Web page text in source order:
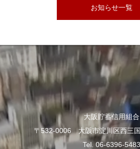
お知らせ一覧
大阪貯蓄信用組合
〒532-0006 大阪市淀川区西三
Tel. 06-6396-5483